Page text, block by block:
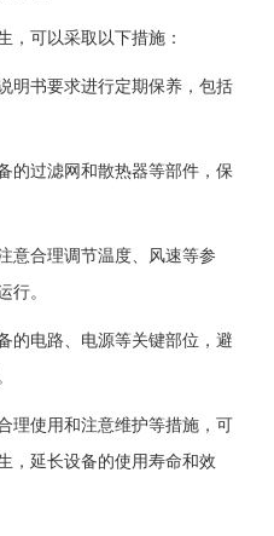
可以采取以下措施：
书要求进行定期保养，包括
过滤网和散热器等部件，保
合理调节温度、风速等参
行。
电路、电源等关键部位，避
使用和注意维护等措施，可
，延长设备的使用寿命和效